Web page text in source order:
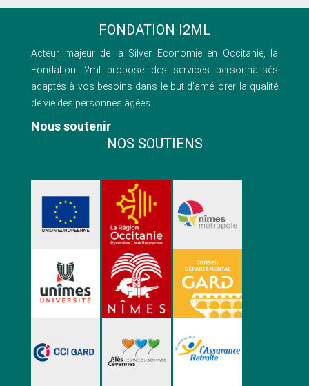
FONDATION I2ML
Acteur majeur de la Silver Economie en Occitanie, la
Fondation i2ml propose des services personnalisés
adaptés à vos besoins dans le but d’améliorer la qualité
de vie des personnes âgées.
Nous soutenir
NOS SOUTIENS